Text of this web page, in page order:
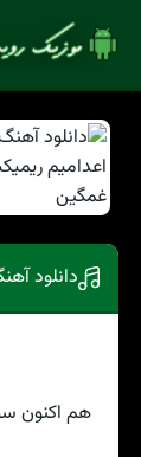
دانلود
هم اکنون